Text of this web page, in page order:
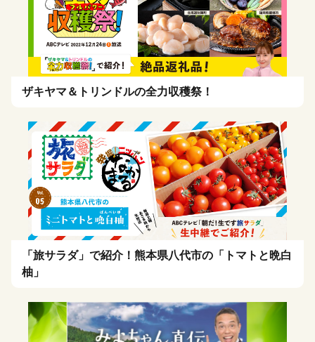
ザキヤマ＆トリンドルの全力収穫祭！
「旅サラダ」で紹介！熊本県八代市の「トマトと晩白
柚」